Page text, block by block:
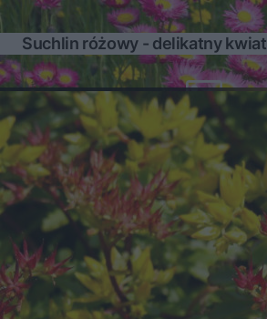
Suchlin różowy - delikatny kwiat